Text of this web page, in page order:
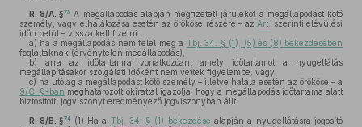
R. 8/A. §73 A megállapodás alapján megfizetett járulékot a megállapodást kötő
személy, vagy elhalálozása esetén az örököse részére – az Art.
szerinti elévülési
időn belül – vissza kell fizetni
a) ha a megállapodás nem felel meg a Tbj. 34. § (1), (5) és (8) bekezdésében
foglaltaknak (érvénytelen megállapodás),
b) arra az időtartamra vonatkozóan, amely időtartamot a nyugellátás
megállapításakor szolgálati időként nem vettek figyelembe, vagy
c) ha utólag a megállapodást kötő személy – illetve halála esetén az örököse – a
9/C. §-ban meghatározott okirattal igazolja, hogy a megállapodás időtartama alatt
biztosítotti jogviszonyt eredményező jogviszonyban állt.
R. 8/B. §74 (1) Ha a Tbj. 34. § (1) bekezdése alapján a nyugellátásra jogosító